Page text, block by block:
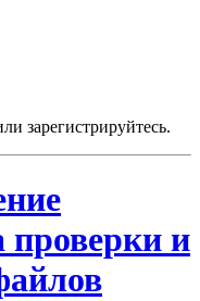
зарегистрируйтесь.
проверки и